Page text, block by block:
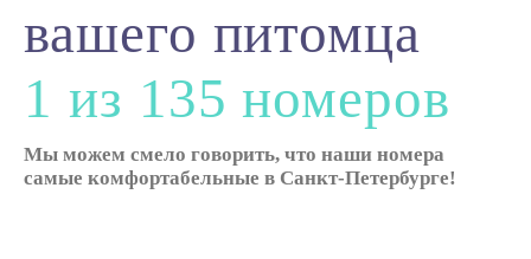
вашего питомца
1 из 135 номеров
Мы можем смело говорить, что наши номера
самые комфортабельные в Санкт-Петербурге!